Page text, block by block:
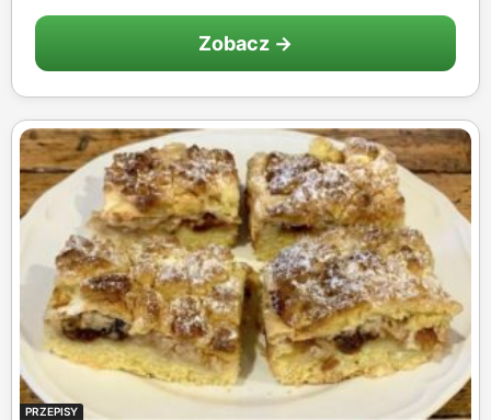
Zobacz →
PRZEPISY